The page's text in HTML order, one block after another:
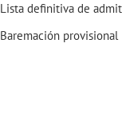
Lista definitiva de
Baremación provisional